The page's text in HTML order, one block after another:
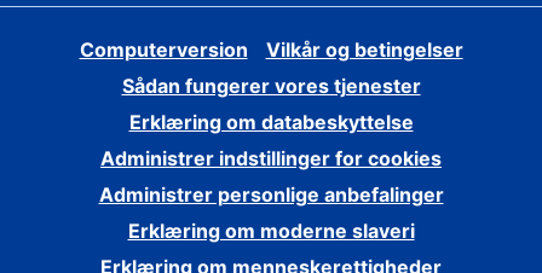
Computerversion
Vilkår og betingelser
Sådan fungerer vores tjenester
Erklæring om databeskyttelse
Administrer indstillinger for cookies
Administrer personlige anbefalinger
Erklæring om moderne slaveri
Erklæring om menneskerettigheder